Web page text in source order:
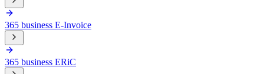
365 business E-Invoice
365 business ERiC